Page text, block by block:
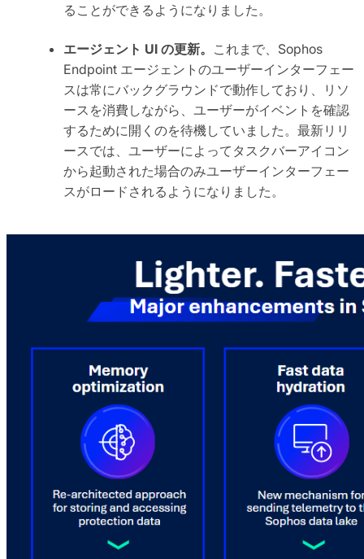
ることができるようになりました。
エージェント UI の更新。 これまで、Sophos
Endpoint エージェントのユーザーインターフェー
スは常にバックグラウンドで動作しており、リソ
ースを消費しながら、ユーザーがイベントを確認
するために開くのを待機していました。最新リリ
ースでは、ユーザーによってタスクバーアイコン
から起動された場合のみユーザーインターフェー
スがロードされるようになりました。